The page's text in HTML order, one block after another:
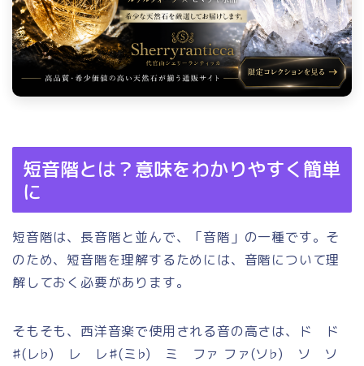
短音階とは？意味をわかりやすく簡単
に
短音階は、長音階と並んで、「音階」の一種です。そ
のため、短音階を理解するためには、音階について理
解しておく必要があります。
そもそも、西洋音楽で使用される音の高さは、ド ド
♯(レ♭) レ レ♯(ミ♭) ミ ファ ファ(ソ♭) ソ ソ